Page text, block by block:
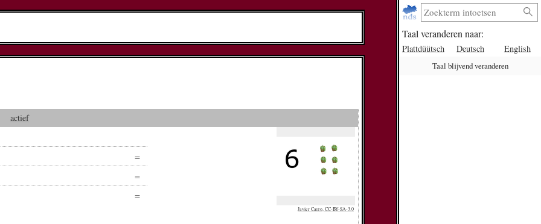
Taal veranderen naar:
Plattdüütsch Deutsch English
Taal blijvend veranderen
actief
Javier Carro, CC-BY-SA-3.0